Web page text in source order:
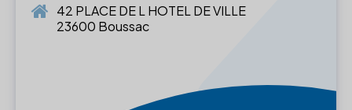
42 PLACE DE L HOTEL DE VILLE
23600 Boussac